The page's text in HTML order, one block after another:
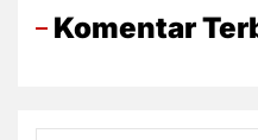
Komentar